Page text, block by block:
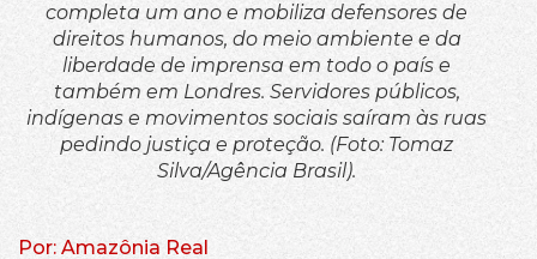
completa um ano e mobiliza defensores de
direitos humanos, do meio ambiente e da
liberdade de imprensa em todo o país e
também em Londres. Servidores públicos,
indígenas e movimentos sociais saíram às ruas
pedindo justiça e proteção. (Foto: Tomaz
Silva/Agência Brasil).
Por: Amazônia Real